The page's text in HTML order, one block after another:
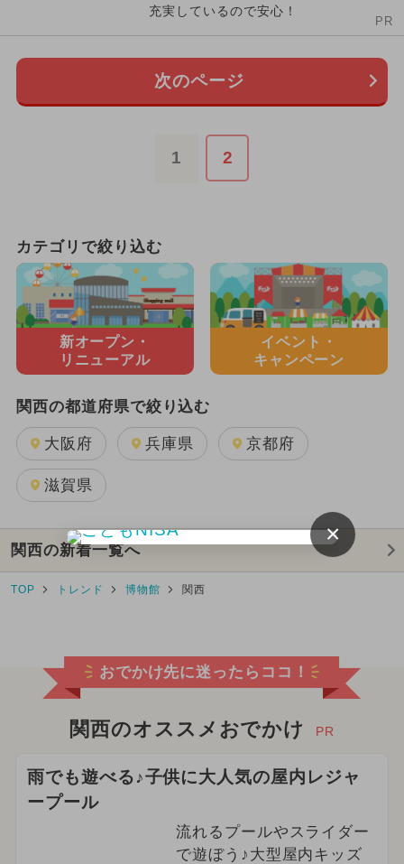
充実しているので安心！
PR
次のページ
1 2
カテゴリで絞り込む
新オープン・
リニューアル
イベント・
キャンペーン
関西の都道府県で絞り込む
大阪府 兵庫県 京都府
滋賀県
関西の新着一覧へ
TOP トレンド 博物館 関西
おでかけ先に迷ったらココ！
関西のオススメおでかけ PR
雨でも遊べる♪子供に大人気の屋内レジャ
ープール
流れるプールやスライダー
で遊ぼう♪大型屋内キッズ
×